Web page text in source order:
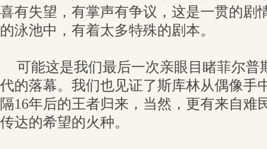
喜有失望，有掌声有争议，这是一贯的剧
的泳池中，有着太多特殊的剧本。
可能这是我们最后一次亲眼目睹菲尔普
代的落幕。我们也见证了斯库林从偶像手
隔16年后的王者归来，当然，更有来自难
传达的希望的火种。